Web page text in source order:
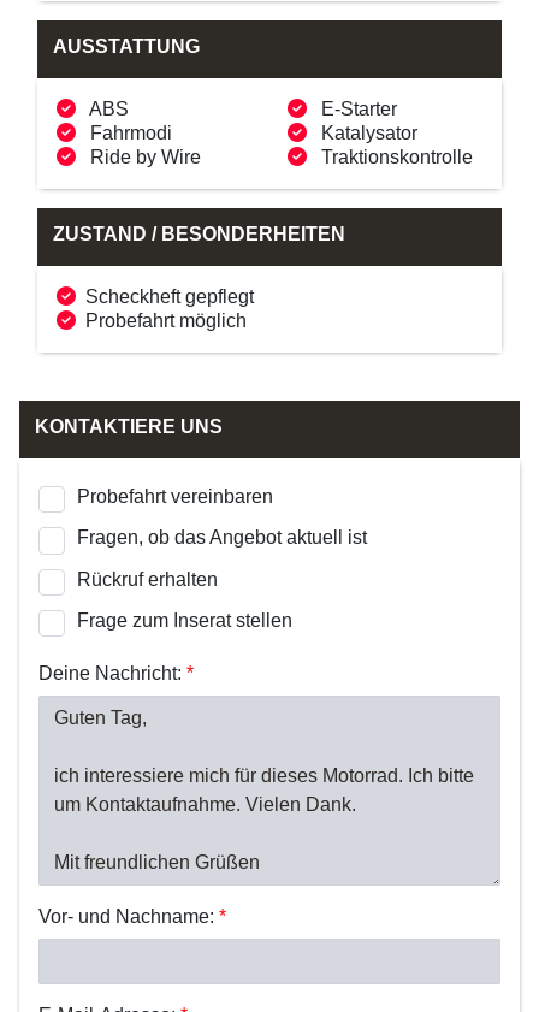
AUSSTATTUNG
ABS
E-Starter
Fahrmodi
Katalysator
Ride by Wire
Traktionskontrolle
ZUSTAND / BESONDERHEITEN
Scheckheft gepflegt
Probefahrt möglich
KONTAKTIERE UNS
Probefahrt vereinbaren
Fragen, ob das Angebot aktuell ist
Rückruf erhalten
Frage zum Inserat stellen
Deine Nachricht: *
Vor- und Nachname: *